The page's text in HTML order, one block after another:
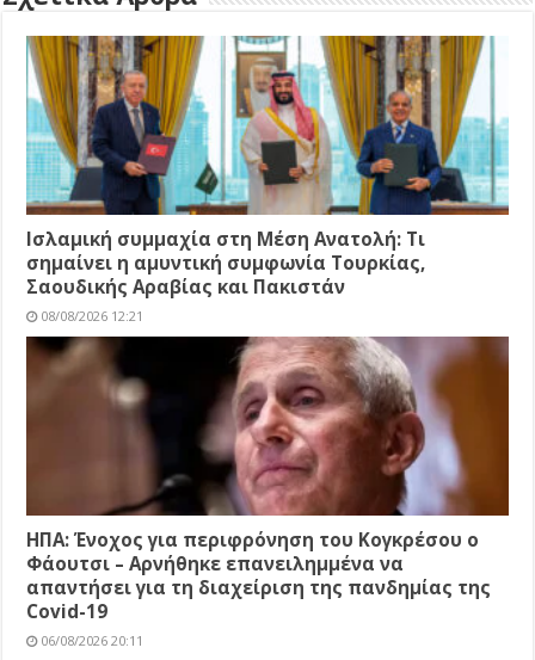
Ισλαμική συμμαχία στη Μέση Ανατολή: Τι
σημαίνει η αμυντική συμφωνία Τουρκίας,
Σαουδικής Αραβίας και Πακιστάν
08/08/2026 12:21
ΗΠΑ: Ένοχος για περιφρόνηση του Κογκρέσου ο
Φάουτσι – Αρνήθηκε επανειλημμένα να
απαντήσει για τη διαχείριση της πανδημίας της
Covid-19
06/08/2026 20:11